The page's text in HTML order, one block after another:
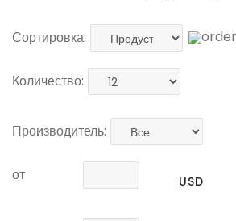
Сортировка:
Количество:
Производитель:
от USD